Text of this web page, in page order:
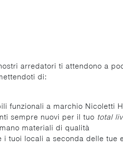
arredatori ti attendono a
di:
funzionali a marchio Nicoletti
sempre nuovi per il tuo total
materiali di qualità
i tuoi locali a seconda delle tue